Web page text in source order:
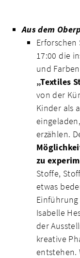
Aus dem
Erforschen
17:00 die
und
„Textiles
von der
Kinder als
erzählen.
zu
Stoffe,
etwas
Isabelle
der
kreative
entstehen.